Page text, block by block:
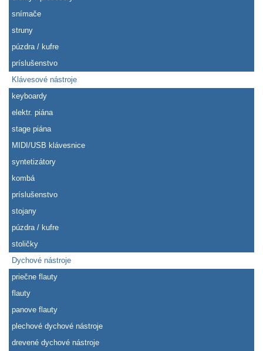
snímače
struny
púzdra / kufre
príslušenstvo
Klávesové nástroje
keyboardy
elektr. piána
stage piána
MIDI/USB klávesnice
syntetizátory
kombá
príslušenstvo
stojany
púzdra / kufre
stoličky
Dychové nástroje
priečne flauty
flauty
panove flauty
plechové dychové nástroje
drevené dychové nástroje